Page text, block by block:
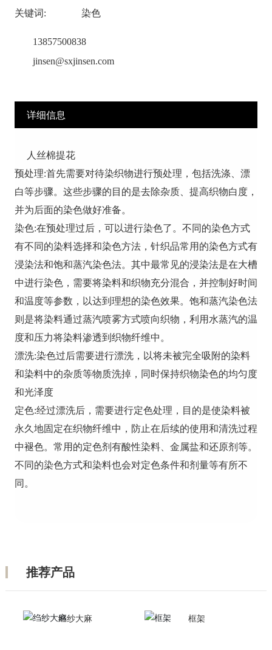
关键词: 染色
13857500838
jinsen@sxjinsen.com
详细信息
人丝棉提花
预处理:首先需要对待染织物进行预处理，包括洗涤、漂
白等步骤。这些步骤的目的是去除杂质、提高织物白度，
并为后面的染色做好准备。
染色:在预处理过后，可以进行染色了。不同的染色方式
有不同的染料选择和染色方法，针织品常用的染色方式有
浸染法和饱和蒸汽染色法。其中最常见的浸染法是在大槽
中进行染色，需要将染料和织物充分混合，并控制好时间
和温度等参数，以达到理想的染色效果。饱和蒸汽染色法
则是将染料通过蒸汽喷雾方式喷向织物，利用水蒸汽的温
度和压力将染料渗透到织物纤维中。
漂洗:染色过后需要进行漂洗，以将未被完全吸附的染料
和染料中的杂质等物质洗掉，同时保持织物染色的均匀度
和光泽度
定色:经过漂洗后，需要进行定色处理，目的是使染料被
永久地固定在织物纤维中，防止在后续的使用和清洗过程
中褪色。常用的定色剂有酸性染料、金属盐和还原剂等。
不同的染色方式和染料也会对定色条件和剂量等有所不
同。
推荐产品
绉纱大麻 框架